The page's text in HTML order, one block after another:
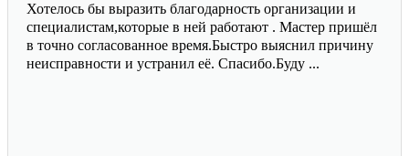
Хотелось бы выразить благодарность организации и
специалистам,которые в ней работают . Мастер пришёл
в точно согласованное время.Быстро выяснил причину
неисправности и устранил её. Спасибо.Буду ...